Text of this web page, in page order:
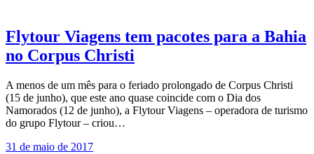
Flytour Viagens tem pacotes para a Bahia
no Corpus Christi
A menos de um mês para o feriado prolongado de Corpus Christi
(15 de junho), que este ano quase coincide com o Dia dos
Namorados (12 de junho), a Flytour Viagens – operadora de turismo
do grupo Flytour – criou…
31 de maio de 2017